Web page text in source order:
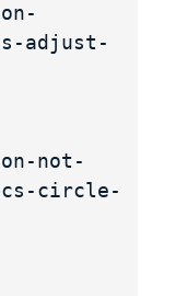
adjust-
not-
circle-